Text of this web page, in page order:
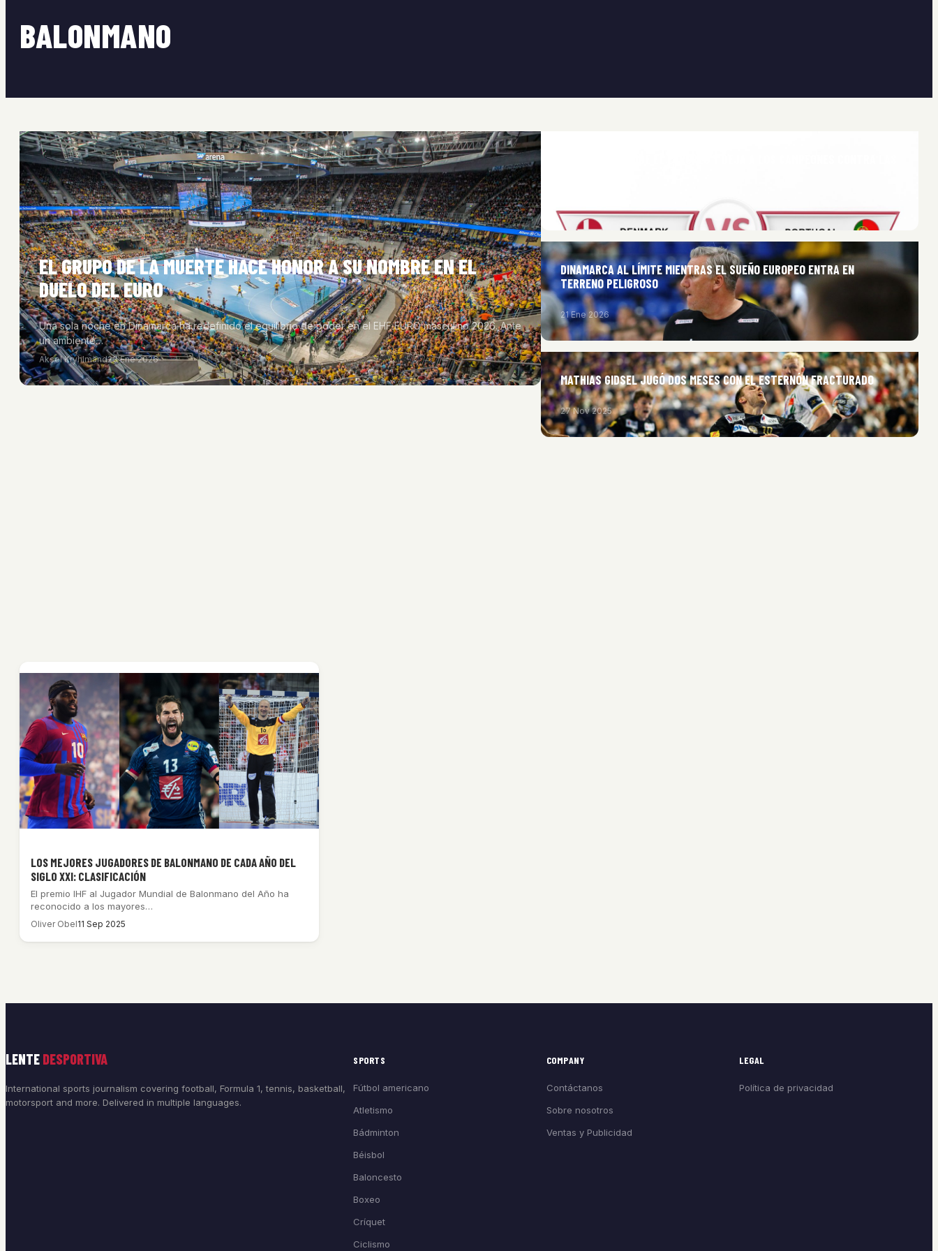
BALONMANO
EL GRUPO DE LA MUERTE HACE HONOR A SU NOMBRE EN EL
DUELO DEL EURO
Una sola noche en Dinamarca ha redefinido el equilibrio de poder en el EHF EURO masculino 2026. Ante
un ambiente…
Aksel Kryhlmand23 Ene 2026
DINAMARCA AL LÍMITE MIENTRAS EL SUEÑO EUROPEO ENTRA EN
TERRENO PELIGROSO
21 Ene 2026
MATHIAS GIDSEL JUGÓ DOS MESES CON EL ESTERNÓN FRACTURADO
27 Nov 2025
LOS MEJORES JUGADORES DE BALONMANO DE CADA AÑO DEL
SIGLO XXI: CLASIFICACIÓN
El premio IHF al Jugador Mundial de Balonmano del Año ha
reconocido a los mayores…
Oliver Obel11 Sep 2025
LENTE DESPORTIVA
International sports journalism covering football, Formula 1, tennis, basketball,
motorsport and more. Delivered in multiple languages.
SPORTS
Fútbol americano
Atletismo
Bádminton
Béisbol
Baloncesto
Boxeo
Críquet
Ciclismo
COMPANY
Contáctanos
Sobre nosotros
Ventas y Publicidad
LEGAL
Política de privacidad